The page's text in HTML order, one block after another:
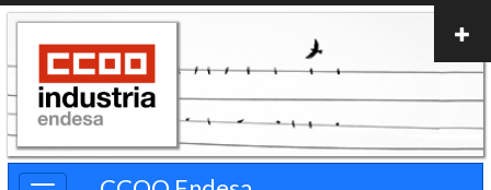
Pasar
contenido
principal